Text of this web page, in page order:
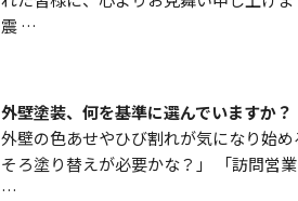
震 …
外壁塗装、何を基準に選んでいますか？
外壁の色あせやひび割れが気になり始め
そろ塗り替えが必要かな？」 「訪問営
…